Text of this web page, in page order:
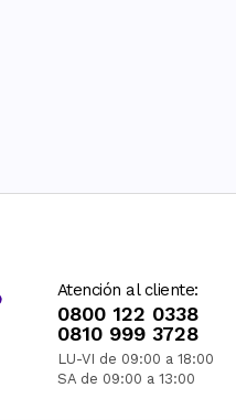
Atención al cliente:
0800 122 0338
0810 999 3728
LU-VI de 09:00 a 18:00
SA de 09:00 a 13:00